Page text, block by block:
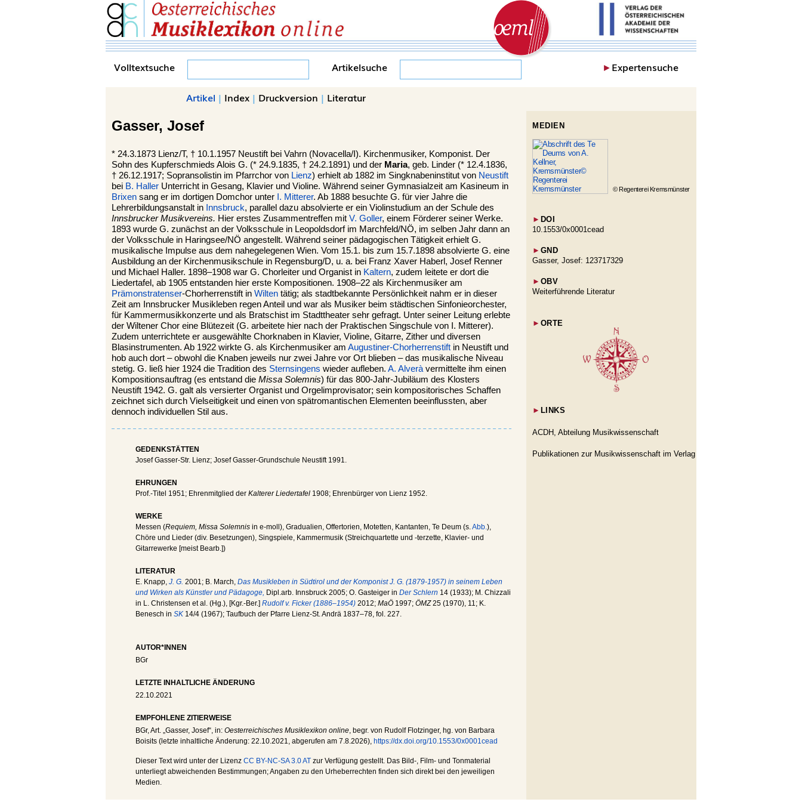
Volltextsuche Artikelsuche ►Expertensuche
Artikel | Index | Druckversion | Literatur
Gasser, Josef
* 24.3.1873 Lienz/T, † 10.1.1957 Neustift bei Vahrn (Novacella/I). Kirchenmusiker, Komponist. Der
Sohn des Kupferschmieds Alois G. (* 24.9.1835, † 24.2.1891) und der Maria, geb. Linder (* 12.4.1836,
† 26.12.1917; Sopransolistin im Pfarrchor von Lienz) erhielt ab 1882 im Singknabeninstitut von Neustift
bei B. Haller Unterricht in Gesang, Klavier und Violine. Während seiner Gymnasialzeit am Kasineum in
Brixen sang er im dortigen Domchor unter I. Mitterer. Ab 1888 besuchte G. für vier Jahre die
Lehrerbildungsanstalt in Innsbruck, parallel dazu absolvierte er ein Violinstudium an der Schule des
Innsbrucker Musikvereins. Hier erstes Zusammentreffen mit V. Goller, einem Förderer seiner Werke.
1893 wurde G. zunächst an der Volksschule in Leopoldsdorf im Marchfeld/NÖ, im selben Jahr dann an
der Volksschule in Haringsee/NÖ angestellt. Während seiner pädagogischen Tätigkeit erhielt G.
musikalische Impulse aus dem nahegelegenen Wien. Vom 15.1. bis zum 15.7.1898 absolvierte G. eine
Ausbildung an der Kirchenmusikschule in Regensburg/D, u. a. bei Franz Xaver Haberl, Josef Renner
und Michael Haller. 1898–1908 war G. Chorleiter und Organist in Kaltern, zudem leitete er dort die
Liedertafel, ab 1905 entstanden hier erste Kompositionen. 1908–22 als Kirchenmusiker am
Prämonstratenser-Chorherrenstift in Wilten tätig; als stadtbekannte Persönlichkeit nahm er in dieser
Zeit am Innsbrucker Musikleben regen Anteil und war als Musiker beim städtischen Sinfonieorchester,
für Kammermusikkonzerte und als Bratschist im Stadttheater sehr gefragt. Unter seiner Leitung erlebte
der Wiltener Chor eine Blütezeit (G. arbeitete hier nach der Praktischen Singschule von I. Mitterer).
Zudem unterrichtete er ausgewählte Chorknaben in Klavier, Violine, Gitarre, Zither und diversen
Blasinstrumenten. Ab 1922 wirkte G. als Kirchenmusiker am Augustiner-Chorherrenstift in Neustift und
hob auch dort – obwohl die Knaben jeweils nur zwei Jahre vor Ort blieben – das musikalische Niveau
stetig. G. ließ hier 1924 die Tradition des Sternsingens wieder aufleben. A. Alverà vermittelte ihm einen
Kompositionsauftrag (es entstand die Missa Solemnis) für das 800-Jahr-Jubiläum des Klosters
Neustift 1942. G. galt als versierter Organist und Orgelimprovisator; sein kompositorisches Schaffen
zeichnet sich durch Vielseitigkeit und einen von spätromantischen Elementen beeinflussten, aber
dennoch individuellen Stil aus.
GEDENKSTÄTTEN
Josef Gasser-Str. Lienz; Josef Gasser-Grundschule Neustift 1991.
EHRUNGEN
Prof.-Titel 1951; Ehrenmitglied der Kalterer Liedertafel 1908; Ehrenbürger von Lienz 1952.
WERKE
Messen (Requiem, Missa Solemnis in e-moll), Gradualien, Offertorien, Motetten, Kantanten, Te Deum (s.Abb.),
Chöre und Lieder (div. Besetzungen), Singspiele, Kammermusik (Streichquartette und -terzette, Klavier- und
Gitarrewerke [meist Bearb.])
LITERATUR
E. Knapp, J. G. 2001; B. March, Das Musikleben in Südtirol und der Komponist J. G. (1879-1957) in seinem Leben
und Wirken als Künstler und Pädagoge, Dipl.arb. Innsbruck 2005; O. Gasteiger in Der Schlern 14 (1933); M. Chizzali
in L. Christensen et al. (Hg.), [Kgr.-Ber.] Rudolf v. Ficker (1886–1954) 2012; MaÖ 1997; ÖMZ25 (1970), 11; K.
Benesch in SK 14/4 (1967); Taufbuch der Pfarre Lienz-St. Andrä 1837–78, fol. 227.
AUTOR*INNEN
BGr
LETZTE INHALTLICHE ÄNDERUNG
22.10.2021
EMPFOHLENE ZITIERWEISE
BGr, Art. „Gasser, Josef“, in: Oesterreichisches Musiklexikon online, begr. von Rudolf Flotzinger, hg. von Barbara
Boisits (letzte inhaltliche Änderung: 22.10.2021, abgerufen am 7.8.2026), https://dx.doi.org/10.1553/0x0001cead
Dieser Text wird unter der Lizenz CC BY-NC-SA 3.0 AT zur Verfügung gestellt. Das Bild-, Film- und Tonmaterial
unterliegt abweichenden Bestimmungen; Angaben zu den Urheberrechten finden sich direkt bei den jeweiligen
Medien.
MEDIEN
© Regenterei Kremsmünster
► DOI
10.1553/0x0001cead
► GND
Gasser, Josef: 123717329
► OBV
Weiterführende Literatur
► ORTE
► LINKS
ACDH, Abteilung Musikwissenschaft
Publikationen zur Musikwissenschaft im Verlag